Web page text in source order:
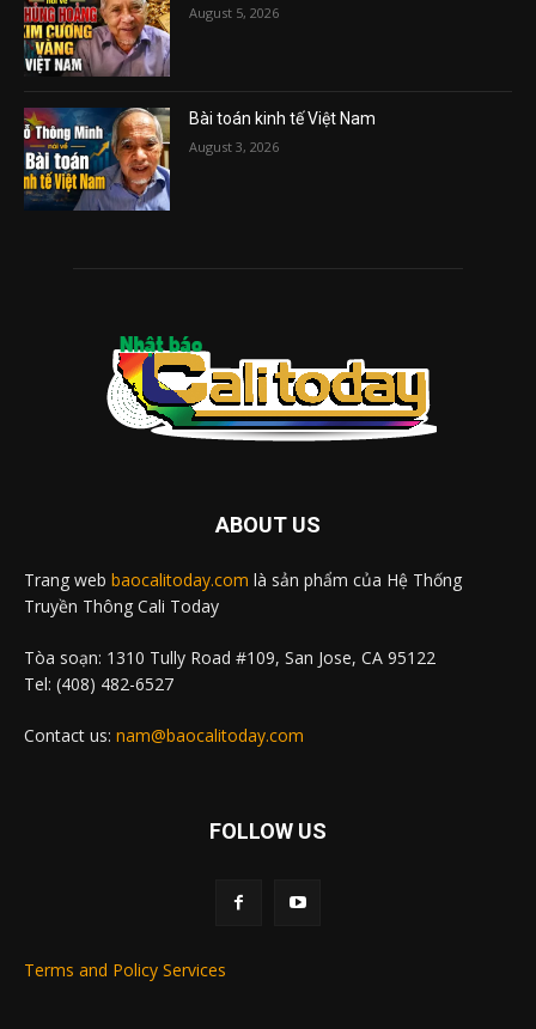
August 5, 2026
Bài toán kinh tế Việt Nam
August 3, 2026
ABOUT US
Trang web baocalitoday.com là sản phẩm của Hệ Thống
Truyền Thông Cali Today
Tòa soạn: 1310 Tully Road #109, San Jose, CA 95122
Tel: (408) 482-6527
Contact us: nam@baocalitoday.com
FOLLOW US
Terms and Policy Services